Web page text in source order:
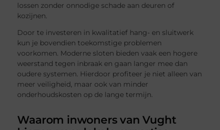
lossen zonder onnodige schade aan deuren of
kozijnen.
Door te investeren in kwalitatief hang- en sluitwerk
kun je bovendien toekomstige problemen
voorkomen. Moderne sloten bieden vaak een hogere
weerstand tegen inbraak en gaan langer mee dan
oudere systemen. Hierdoor profiteer je niet alleen van
meer veiligheid, maar ook van minder
onderhoudskosten op de lange termijn.
Waarom inwoners van Vught